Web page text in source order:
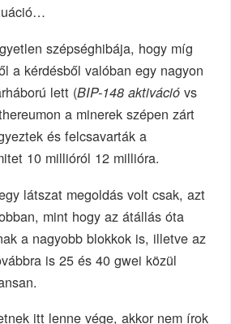
szépséghibája, hogy míg
a kérdésből valóban egy nagyon
lett (BIP-148 aktiváció vs
a minerek szépen zárt
és felcsavarták a
10 millióról 12 millióra.
látszat megoldás volt csak, azt
mint hogy az átállás óta
a nagyobb blokkok is, illetve az
is 25 és 40 gwei közül
itt lenne vége, akkor nem írok